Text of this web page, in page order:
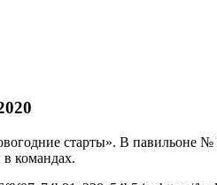
старты». В павильоне №
в командах.